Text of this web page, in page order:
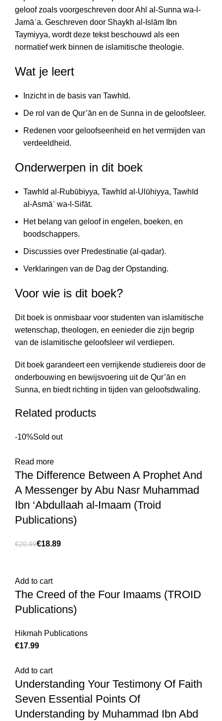
geloof zoals voorgeschreven door Ahl al-Sunna wa-l-
Jamāʿa. Geschreven door Shaykh al-Islām Ibn
Taymiyya, wordt deze tekst beschouwd als een
normatief werk binnen de islamitische theologie.
Wat je leert
Inzicht in de basis van Tawhīd.
De rol van de Qur’ān en de Sunna in de geloofsleer.
Redenen voor geloofseenheid en het vermijden van
verdeeldheid.
Onderwerpen in dit boek
Tawhīd al-Rubūbiyya, Tawhīd al-Ulūhiyya, Tawhīd
al-Asmāʾ wa-l-Sifāt.
Het belang van geloof in engelen, boeken, en
boodschappers.
Discussies over Predestinatie (al-qadar).
Verklaringen van de Dag der Opstanding.
Voor wie is dit boek?
Dit boek is onmisbaar voor studenten van islamitische
wetenschap, theologen, en eenieder die zijn begrip
van de islamitische geloofsleer wil verdiepen.
Dit boek garandeert een verrijkende studiereis door de
onderbouwing en bewijsvoering uit de Qur’ān en
Sunna, en biedt richting in tijden van geloofsdwaling.
Related products
-10%Sold out
Read more
The Difference Between A Prophet And
A Messenger by Abu Nasr Muhammad
Ibn ‘Abdullaah al-Imaam (Troid
Publications)
€20.99€18.89
Add to cart
The Creed of the Four Imaams (TROID
Publications)
Hikmah Publications
€
Add to cart
Understanding Your Testimony Of Faith
Seven Essential Points Of
Understanding by Muhammad Ibn Abd